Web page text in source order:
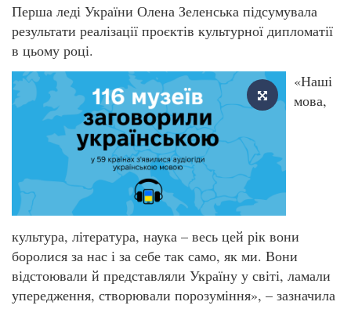
Перша леді України Олена Зеленська підсумувала
результати реалізації проєктів культурної дипломатії
в цьому році.
«Наші
мова,
культура, література, наука – весь цей рік вони
боролися за нас і за себе так само, як ми. Вони
відстоювали й представляли Україну у світі, ламали
упередження, створювали порозуміння», – зазначила